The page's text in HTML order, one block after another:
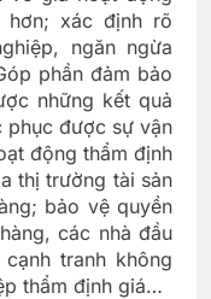
hơn; xác định rõ
ngăn ngừa
phần đảm bảo
những kết quả
phục được sự vận
động thẩm định
thị trường tài sản
bảo vệ quyền
các nhà đầu
tranh không
thẩm định giá…